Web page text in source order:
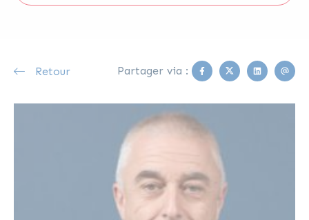
Retour Partager via : Facebook
TwitterLinkedin